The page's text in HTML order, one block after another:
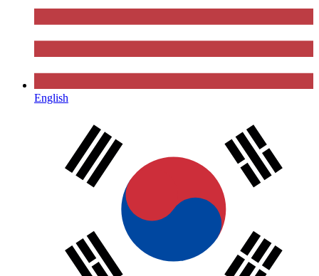
English